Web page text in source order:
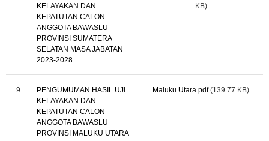
KELAYAKAN DAN
KEPATUTAN CALON
ANGGOTA BAWASLU
PROVINSI SUMATERA
SELATAN MASA JABATAN
2023-2028
KB)
9
PENGUMUMAN HASIL UJI
KELAYAKAN DAN
KEPATUTAN CALON
ANGGOTA BAWASLU
PROVINSI MALUKU UTARA
Maluku Utara.pdf (139.77 KB)